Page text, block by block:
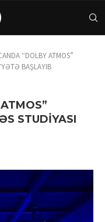
“DOLBY ATMOS”
BAŞLAYIB
STUDİYASI